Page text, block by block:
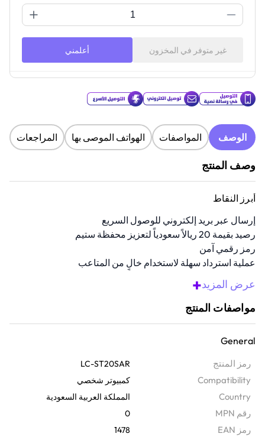
غير متوفر في المخزون أعلمني
الوصف المواصفات الهواتف الموصى بها المراجعات
وصف المنتج
أبرز النقاط
إرسال عبر بريد إلكتروني للوصول السريع
رصيد بقيمة 20 ريالاً سعودياً لتعزيز محفظة ستيم
رمز رقمي آمن
عملية استرداد سهلة لاستخدام خالٍ من المتاعب
رائعة لشراء الألعاب والوظائف الإضافية
اكتشف عالمًا من الألعاب الملحمية مع بطاقة المحفظة هذه. يتم توصيلها
على الفور عبر البريد الإلكتروني ويسهل استرداد قيمتها عبر البريد
الإلكتروني، وتفتح لك العديد من الطرق الرائعة للاستمتاع - بدءًا من تنزيلات
أفضل الألعاب إلى المحتوى الحصري داخل اللعبة. من السهل تفعيل هذه
البطاقة الرقمية من خلال حسابك حتى تتمكن من الانطلاق مباشرةً في
المرح.
عرض المزيد+
مواصفات المنتج
General
رمز المنتج LC-ST20SAR
Compatibility كمبيوتر شخصي
Country المملكة العربية السعودية
رقم MPN 0
رمز EAN 1478